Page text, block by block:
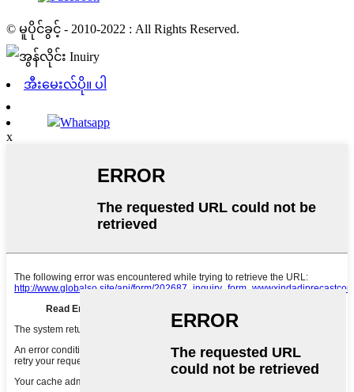
© မူပိုင်ခွင့် - 2010-2022 : All Rights Reserved.
အီးမေးလ်ပို။ ပါ
Whatsapp
x